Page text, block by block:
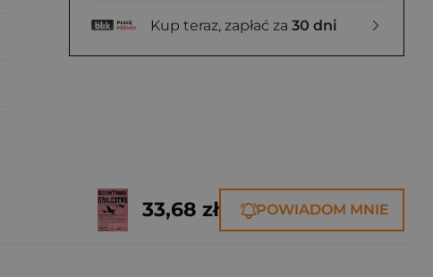
Kup teraz, zapłać za 30 dni
33,68 zł POWIADOM MNIE